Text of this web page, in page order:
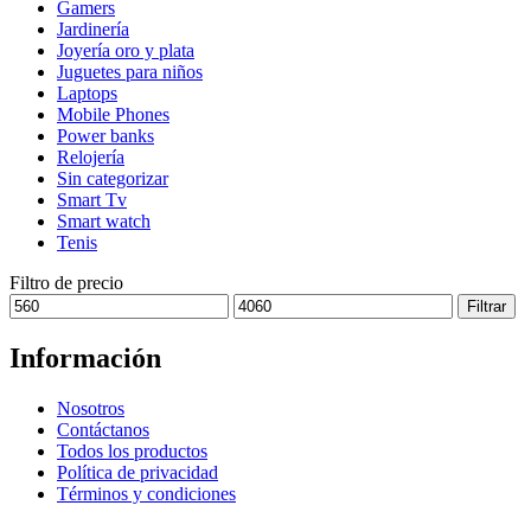
Gamers
Jardinería
Joyería oro y plata
Juguetes para niños
Laptops
Mobile Phones
Power banks
Relojería
Sin categorizar
Smart Tv
Smart watch
Tenis
Filtro de precio
Precio
mínimo
Precio
máximo
Filtrar
Información
Nosotros
Contáctanos
Todos los productos
Política de privacidad
Términos y condiciones